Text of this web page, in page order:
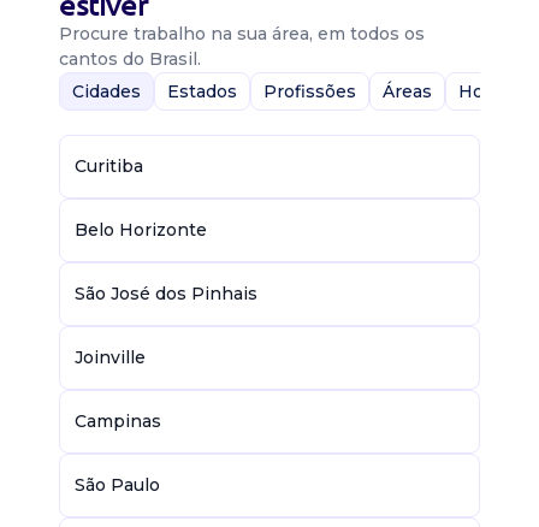
Procure trabalho na sua área, em todos os
cantos do Brasil.
Cidades
Estados Profissões Áreas Home-
Curitiba
Belo Horizonte
São José dos Pinhais
Joinville
Campinas
São Paulo